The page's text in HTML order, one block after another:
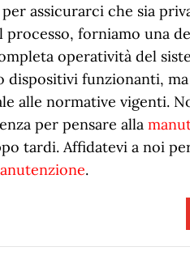
assicurarci che sia
processo, forniamo una
operatività del
dispositivi funzionanti,
alle normative vigenti.
per pensare alla
tardi. Affidatevi a noi
.